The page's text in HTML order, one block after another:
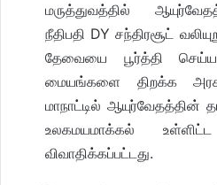
மருத்துவத்தில்
நீதிபதி DY சந்திரசூட்
தேவையை பூர்த்தி
மையங்களை திறக்க
மாநாட்டில் ஆயுர்வேதத்தின்
உலகமயமாக்கல்
விவாதிக்கப்பட்டது.